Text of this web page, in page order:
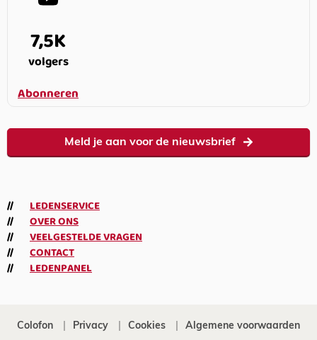
7,5K
volgers
Abonneren
Meld je aan voor de nieuwsbrief
LEDENSERVICE
OVER ONS
VEELGESTELDE VRAGEN
CONTACT
LEDENPANEL
Colofon Privacy Cookies Algemene voorwaarden